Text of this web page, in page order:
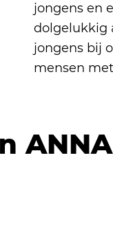
jongens en
dolgelukkig
jongens bij
mensen